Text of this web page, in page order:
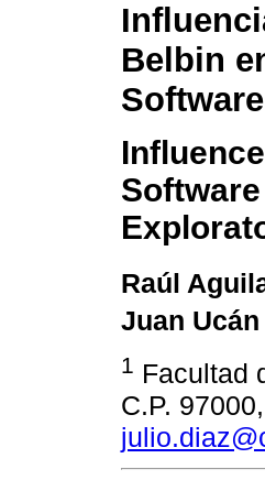
Belbin
Raúl
Juan
1 Facultad
C.P.